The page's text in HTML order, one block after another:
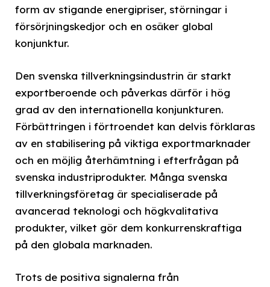
form av stigande energipriser, störningar i
försörjningskedjor och en osäker global
konjunktur.
Den svenska tillverkningsindustrin är starkt
exportberoende och påverkas därför i hög
grad av den internationella konjunkturen.
Förbättringen i förtroendet kan delvis förklaras
av en stabilisering på viktiga exportmarknader
och en möjlig återhämtning i efterfrågan på
svenska industriprodukter. Många svenska
tillverkningsföretag är specialiserade på
avancerad teknologi och högkvalitativa
produkter, vilket gör dem konkurrenskraftiga
på den globala marknaden.
Trots de positiva signalerna från